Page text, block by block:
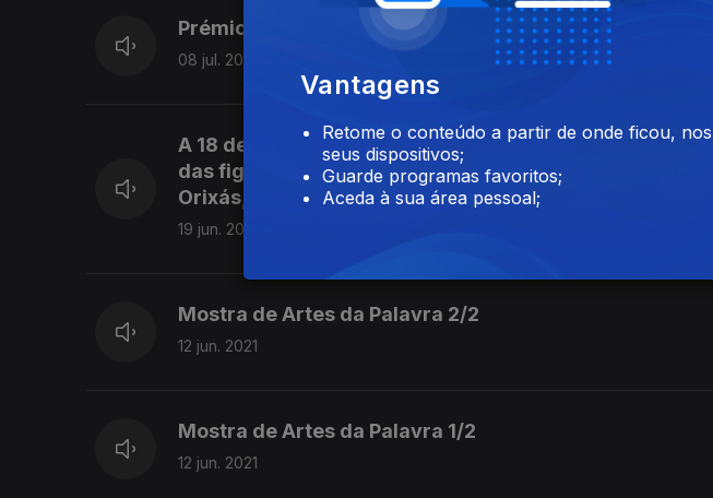
Prémios Play 2021
08 jul. 2021
A 18 de Junho, a musa do tropicalismo, a inspirada
das figuras públicas que não esconde a conciliação
Orixás, completou 75 anos. Começou a carreira há
19 jun. 2021
Mostra de Artes da Palavra 2/2
12 jun. 2021
Mostra de Artes da Palavra 1/2
12 jun. 2021
Vantagens
Retome o conteúdo a partir de onde ficou, nos
seus dispositivos;
Guarde programas favoritos;
Aceda à sua área pessoal;